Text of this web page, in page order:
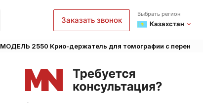
Заказать звонок
Выбрать регион
Казахстан
МОДЕЛЬ 2550 Крио-держатель для томографии с